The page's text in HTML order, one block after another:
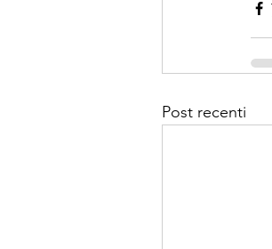
Post recenti